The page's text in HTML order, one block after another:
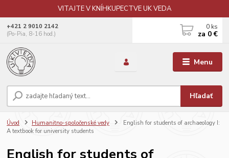
VITAJTE V KNÍHKUPECTVE UK VEDA
Menu
Hľadať
+421 2 9010 2142
(Po-Pia, 8-16 hod.)
0 ks
za 0 €
Úvod Humanitno-spoločenské vedy
English for students of archaeology I:
A textbook for university students
English for students of